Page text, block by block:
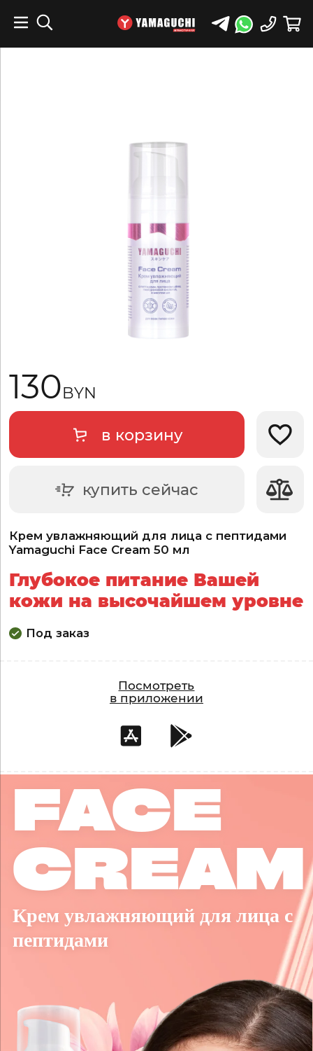
Крем увлажняющий для лица с пептидами
Yamaguchi Face Cream 50 мл
Глубокое питание Вашей
кожи на высочайшем уровне
Под заказ
130BYN
в корзину
купить сейчас
Посмотреть
в приложении
FACE
CREAM
Крем увлажняющий для лица с
пептидами